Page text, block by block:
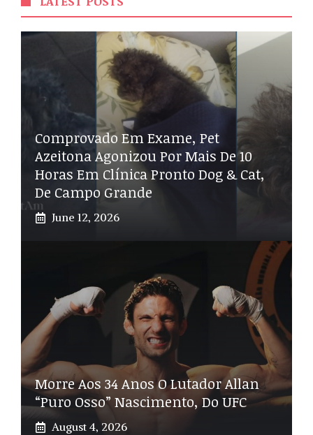
Comprovado Em Exame, Pet
Azeitona Agonizou Por Mais De 10
Horas Em Clínica Pronto Dog & Cat,
De Campo Grande
June 12, 2026
Morre Aos 34 Anos O Lutador Allan
“Puro Osso” Nascimento, Do UFC
August 4, 2026